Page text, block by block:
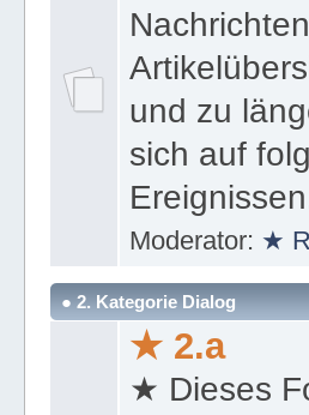
★ Dieses
und zu
sich auf
Moderator:★
● 2. Kategorie Dialog
★ 2.a